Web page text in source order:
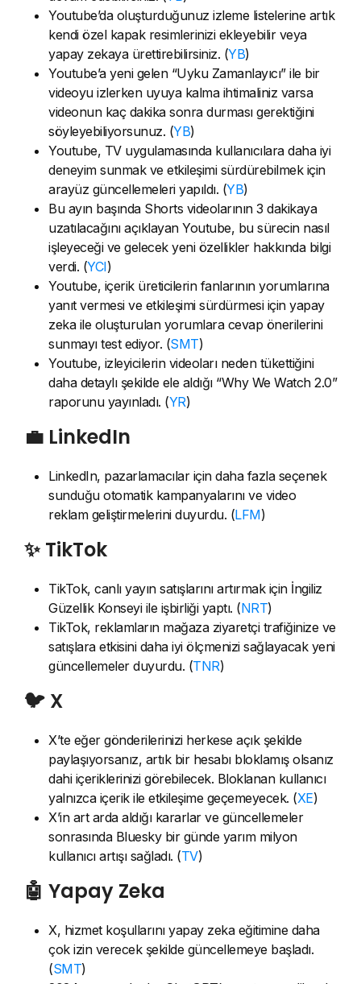
Youtube’da oluşturduğunuz izleme listelerine artık
kendi özel kapak resimlerinizi ekleyebilir veya
yapay zekaya ürettirebilirsiniz. (YB)
Youtube’a yeni gelen “Uyku Zamanlayıcı” ile bir
videoyu izlerken uyuya kalma ihtimaliniz varsa
videonun kaç dakika sonra durması gerektiğini
söyleyebiliyorsunuz. (YB)
Youtube, TV uygulamasında kullanıcılara daha iyi
deneyim sunmak ve etkileşimi sürdürebilmek için
arayüz güncellemeleri yapıldı. (YB)
Bu ayın başında Shorts videolarının 3 dakikaya
uzatılacağını açıklayan Youtube, bu sürecin nasıl
işleyeceği ve gelecek yeni özellikler hakkında bilgi
verdi. (YCI)
Youtube, içerik üreticilerin fanlarının yorumlarına
yanıt vermesi ve etkileşimi sürdürmesi için yapay
zeka ile oluşturulan yorumlara cevap önerilerini
sunmayı test ediyor. (SMT)
Youtube, izleyicilerin videoları neden tükettiğini
daha detaylı şekilde ele aldığı “Why We Watch 2.0”
raporunu yayınladı. (YR)
💼 LinkedIn
LinkedIn, pazarlamacılar için daha fazla seçenek
sunduğu otomatik kampanyalarını ve video
reklam geliştirmelerini duyurdu. (LFM)
✨ TikTok
TikTok, canlı yayın satışlarını artırmak için İngiliz
Güzellik Konseyi ile işbirliği yaptı. (NRT)
TikTok, reklamların mağaza ziyaretçi trafiğinize ve
satışlara etkisini daha iyi ölçmenizi sağlayacak yeni
güncellemeler duyurdu. (TNR)
🐦 X
X’te eğer gönderilerinizi herkese açık şekilde
paylaşıyorsanız, artık bir hesabı bloklamış olsanız
dahi içeriklerinizi görebilecek. Bloklanan kullanıcı
yalnızca içerik ile etkileşime geçemeyecek. (XE)
X’in art arda aldığı kararlar ve güncellemeler
sonrasında Bluesky bir günde yarım milyon
kullanıcı artışı sağladı. (TV)
🤖 Yapay Zeka
X, hizmet koşullarını yapay zeka eğitimine daha
çok izin verecek şekilde güncellemeye başladı.
(SMT)